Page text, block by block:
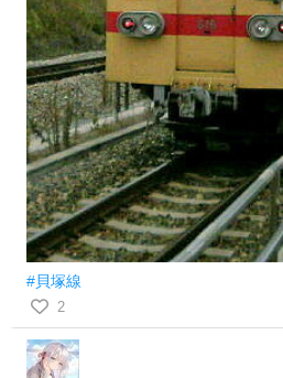
#貝塚線
2